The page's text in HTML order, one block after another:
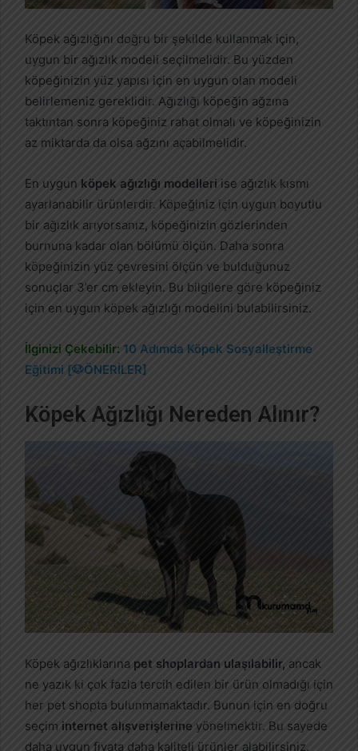
Köpek ağızlığını doğru bir şekilde kullanmak için,
uygun bir ağızlık modeli seçilmelidir. Bu yüzden
köpeğinizin yüz yapısı için en uygun olan modeli
belirlemeniz gereklidir. Ağızlığı köpeğin ağzına
taktıntan sonra köpeğiniz rahat olmalı ve köpeğinizin
az miktarda da olsa ağzını açabilmelidir.
En uygun köpek ağızlığı modelleri ise ağızlık kısmı
ayarlanabilir ürünlerdir. Köpeğiniz için uygun boyutlu
bir ağızlık arıyorsanız, köpeğinizin gözlerinden
burnuna kadar olan bölümü ölçün. Daha sonra
köpeğinizin yüz çevresini ölçün ve bulduğunuz
sonuçlar 3’er cm ekleyin. Bu bilgilere göre köpeğiniz
için en uygun köpek ağızlığı modelini bulabilirsiniz.
İlginizi Çekebilir: 10 Adımda Köpek Sosyalleştirme
Eğitimi [🐶ÖNERİLER]
Köpek Ağızlığı Nereden Alınır?
Köpek ağızlıklarına pet shoplardan ulaşılabilir, ancak
ne yazık ki çok fazla tercih edilen bir ürün olmadığı için
her pet shopta bulunmamaktadır. Bunun için en doğru
seçim internet alışverişlerine yönelmektir. Bu sayede
daha uygun fiyata daha kaliteli ürünler alabilirsiniz.